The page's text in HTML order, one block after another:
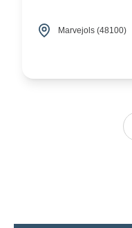
Marvejols (48100)